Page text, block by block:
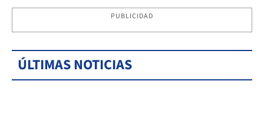
PUBLICIDAD
ÚLTIMAS NOTICIAS